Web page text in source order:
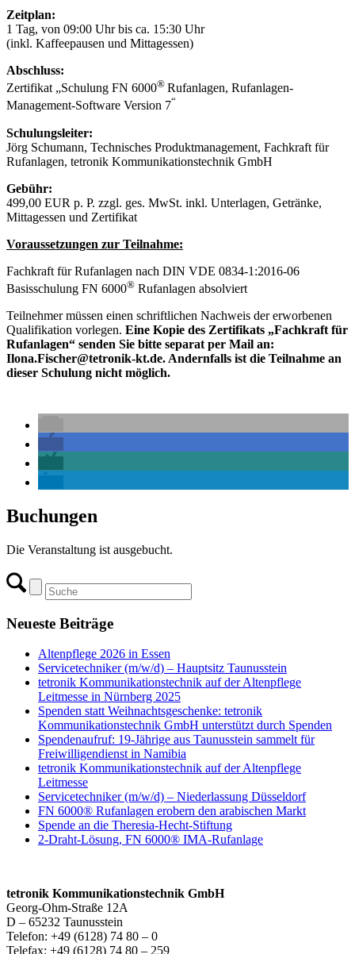
Zeitplan:
1 Tag, von 09:00 Uhr bis ca. 15:30 Uhr
(inkl. Kaffeepausen und Mittagessen)
Abschluss:
Zertifikat „Schulung FN 6000® Rufanlagen, Rufanlagen-
Management-Software Version 7“
Schulungsleiter:
Jörg Schumann, Technisches Produktmanagement, Fachkraft für
Rufanlagen, tetronik Kommunikationstechnik GmbH
Gebühr:
499,00 EUR p. P. zzgl. ges. MwSt. inkl. Unterlagen, Getränke,
Mittagessen und Zertifikat
Voraussetzungen zur Teilnahme:
Fachkraft für Rufanlagen nach DIN VDE 0834-1:2016-06
Basisschulung FN 6000® Rufanlagen absolviert
Teilnehmer müssen einen schriftlichen Nachweis der erworbenen
Qualifikation vorlegen. Eine Kopie des Zertifikats „Fachkraft für
Rufanlagen“ senden Sie bitte separat per Mail an:
Ilona.Fischer@tetronik-kt.de. Andernfalls ist die Teilnahme an
dieser Schulung nicht möglich.
Buchungen
Die Veranstaltung ist ausgebucht.
Neueste Beiträge
Altenpflege 2026 in Essen
Servicetechniker (m/w/d) – Hauptsitz Taunusstein
tetronik Kommunikationstechnik auf der Altenpflege
Leitmesse in Nürnberg 2025
Spenden statt Weihnachtsgeschenke: tetronik
Kommunikationstechnik GmbH unterstützt durch Spenden
Spendenaufruf: 19-Jährige aus Taunusstein sammelt für
Freiwilligendienst in Namibia
tetronik Kommunikationstechnik auf der Altenpflege
Leitmesse
Servicetechniker (m/w/d) – Niederlassung Düsseldorf
FN 6000® Rufanlagen erobern den arabischen Markt
Spende an die Theresia-Hecht-Stiftung
2-Draht-Lösung, FN 6000® IMA-Rufanlage
tetronik Kommunikationstechnik GmbH
Georg-Ohm-Straße 12A
D – 65232 Taunusstein
Telefon: +49 (6128) 74 80 – 0
Telefax: +49 (6128) 74 80 – 259